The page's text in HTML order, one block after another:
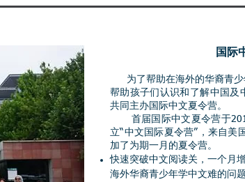
国际
为了帮助在海外的华裔青少
帮助孩子们认识和了解中国及
共同主办国际中文夏令营。
首届国际中文夏令营于
立“中文国际夏令营”，来自美
加了为期一月的夏令营。
快速突破中文阅读关，一个月
海外华裔青少年学中文难的问题